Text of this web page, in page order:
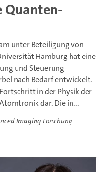
Quanten-
unter Beteiligung von
Hamburg hat eine
und Steuerung
nach Bedarf entwickelt.
in der Physik der
dar. Die in...
Imaging Forschung